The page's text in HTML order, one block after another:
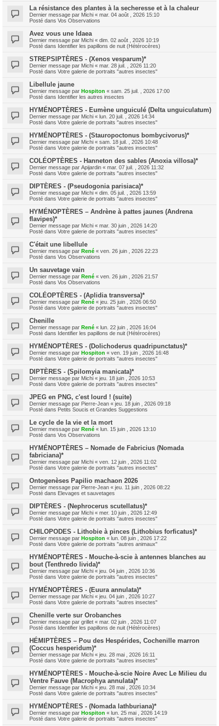
La résistance des plantes à la secheresse et à la chaleur
Dernier message par Michi « mar. 04 août , 2026 15:10
Posté dans Vos Observations
Avez vous une Idaea
Dernier message par Michi « dim. 02 août , 2026 10:19
Posté dans Identifier les papillons de nuit (Hétérocères)
STREPSIPTÈRES - (Xenos vesparum)*
Dernier message par Michi « mar. 28 juil. , 2026 11:20
Posté dans Votre galerie de portraits "autres insectes"
Libellule jaune
Dernier message par Hospiton « sam. 25 juil. , 2026 17:00
Posté dans Identifier les autres insectes
HYMÉNOPTÈRES - Eumène unguiculé (Delta unguiculatum)
Dernier message par Michi « lun. 20 juil. , 2026 14:34
Posté dans Votre galerie de portraits "autres insectes"
HYMÉNOPTÈRES - (Stauropoctonus bombycivorus)*
Dernier message par Michi « sam. 18 juil. , 2026 10:48
Posté dans Votre galerie de portraits "autres insectes"
COLÉOPTÈRES - Hanneton des sables (Anoxia villosa)*
Dernier message par Apijardin « mar. 07 juil. , 2026 11:32
Posté dans Votre galerie de portraits "autres insectes"
DIPTÈRES - (Pseudogonia parisiaca)*
Dernier message par Michi « dim. 05 juil. , 2026 13:59
Posté dans Votre galerie de portraits "autres insectes"
HYMÉNOPTÈRES – Andrène à pattes jaunes (Andrena
flavipes)*
Dernier message par Michi « mar. 30 juin , 2026 14:20
Posté dans Votre galerie de portraits "autres insectes"
C'était une libellule
Dernier message par René « ven. 26 juin , 2026 22:23
Posté dans Vos Observations
Un sauvetage vain
Dernier message par René « ven. 26 juin , 2026 21:57
Posté dans Vos Observations
COLÉOPTÈRES - (Aplidia transversa)*
Dernier message par René « jeu. 25 juin , 2026 06:50
Posté dans Votre galerie de portraits "autres insectes"
Chenille
Dernier message par René « lun. 22 juin , 2026 16:04
Posté dans Identifier les papillons de nuit (Hétérocères)
HYMÉNOPTÈRES - (Dolichoderus quadripunctatus)*
Dernier message par Hospiton « ven. 19 juin , 2026 16:48
Posté dans Votre galerie de portraits "autres insectes"
DIPTÈRES - (Spilomyia manicata)*
Dernier message par Michi « jeu. 18 juin , 2026 10:53
Posté dans Votre galerie de portraits "autres insectes"
JPEG en PNG, c'est lourd ! (suite)
Dernier message par Pierre-Jean « jeu. 18 juin , 2026 09:18
Posté dans Petits Soucis et Grandes Suggestions
Le cycle de la vie et la mort
Dernier message par René « lun. 15 juin , 2026 13:10
Posté dans Vos Observations
HYMÉNOPTÈRES – Nomade de Fabricius (Nomada
fabriciana)*
Dernier message par Michi « ven. 12 juin , 2026 11:02
Posté dans Votre galerie de portraits "autres insectes"
Ontogenèses Papilio machaon 2026
Dernier message par Pierre-Jean « jeu. 11 juin , 2026 08:22
Posté dans Elevages et sauvetages
DIPTÈRES - (Nephrocerus scutellatus)*
Dernier message par Michi « mer. 10 juin , 2026 12:49
Posté dans Votre galerie de portraits "autres insectes"
CHILOPODES - Lithobie à pinces (Lithobius forficatus)*
Dernier message par Hospiton « lun. 08 juin , 2026 17:22
Posté dans Votre galerie de portraits "autres animaux"
HYMÉNOPTÈRES - Mouche-à-scie à antennes blanches au
bout (Tenthredo livida)*
Dernier message par Michi « jeu. 04 juin , 2026 10:36
Posté dans Votre galerie de portraits "autres insectes"
HYMÉNOPTÈRES - (Euura annulata)*
Dernier message par Michi « jeu. 04 juin , 2026 10:27
Posté dans Votre galerie de portraits "autres insectes"
Chenille verte sur Orobanches
Dernier message par grillet « mar. 02 juin , 2026 11:07
Posté dans Identifier les papillons de nuit (Hétérocères)
HÉMIPTÈRES – Pou des Hespérides, Cochenille marron
(Coccus hesperidum)*
Dernier message par Michi « jeu. 28 mai , 2026 16:11
Posté dans Votre galerie de portraits "autres insectes"
HYMÉNOPTÈRES - Mouche-à-scie Noire Avec Le Milieu du
Ventre Fauve (Macrophya annulata)*
Dernier message par Michi « jeu. 28 mai , 2026 10:34
Posté dans Votre galerie de portraits "autres insectes"
HYMÉNOPTÈRES - (Nomada lathburiana)*
Dernier message par Hospiton « lun. 25 mai , 2026 14:19
Posté dans Votre galerie de portraits "autres insectes"